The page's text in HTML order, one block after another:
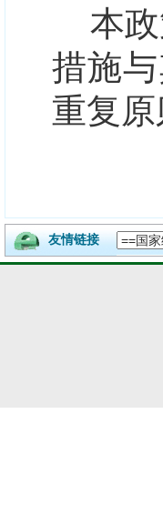
本
措施
重复原
友情链接